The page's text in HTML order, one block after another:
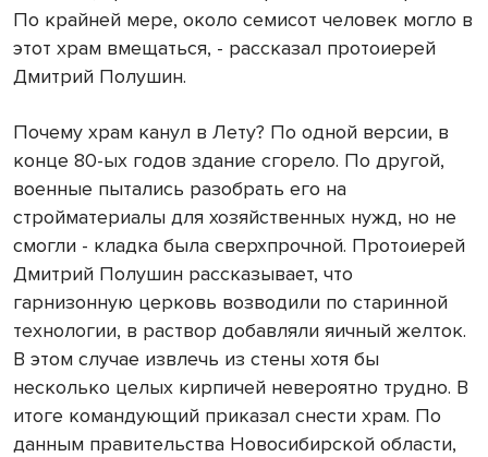
По крайней мере, около семисот человек могло в
этот храм вмещаться, - рассказал протоиерей
Дмитрий Полушин.
Почему храм канул в Лету? По одной версии, в
конце 80-ых годов здание сгорело. По другой,
военные пытались разобрать его на
стройматериалы для хозяйственных нужд, но не
смогли - кладка была сверхпрочной. Протоиерей
Дмитрий Полушин рассказывает, что
гарнизонную церковь возводили по старинной
технологии, в раствор добавляли яичный желток.
В этом случае извлечь из стены хотя бы
несколько целых кирпичей невероятно трудно. В
итоге командующий приказал снести храм. По
данным правительства Новосибирской области,